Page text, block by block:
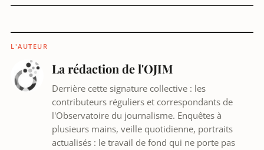
L'AUTEUR
La rédaction de l'OJIM
Derrière cette signature collective : les
contributeurs réguliers et correspondants de
l'Observatoire du journalisme. Enquêtes à
plusieurs mains, veille quotidienne, portraits
actualisés : le travail de fond qui ne porte pas